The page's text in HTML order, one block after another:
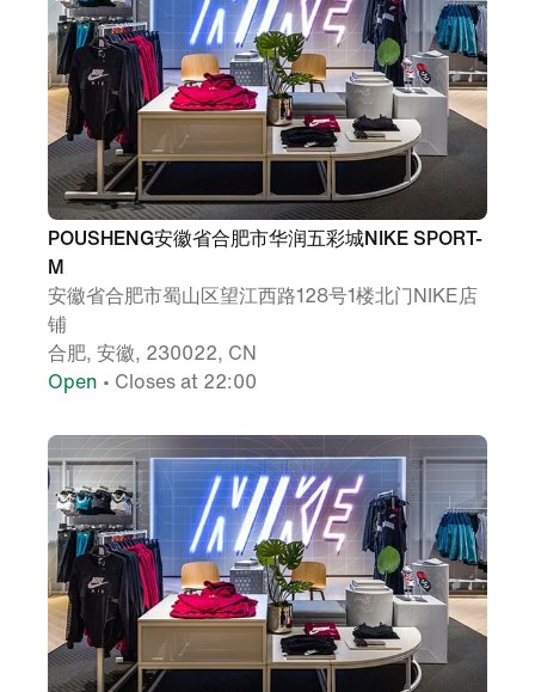
POUSHENG安徽省合肥市华润五彩城NIKE SPORT-
M
安徽省合肥市蜀山区望江西路128号1楼北门NIKE店
铺
合肥, 安徽, 230022, CN
Open • Closes at 22:00